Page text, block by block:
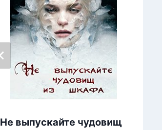
Не выпускайте чудовищ